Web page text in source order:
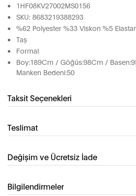
1HF08KV27002MS0156
SKU: 8683219388293
%62 Polyester %33 Viskon %5
Taş
Formal
Boy:189Cm / Göğüs:98Cm /
Manken Bedeni:50
Taksit Seçenekleri
Teslimat
Değişim ve Ücretsiz İade
Bilgilendirmeler